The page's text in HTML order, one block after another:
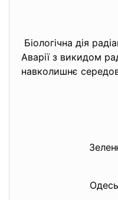
Біологічна дія
Аварії з викидом